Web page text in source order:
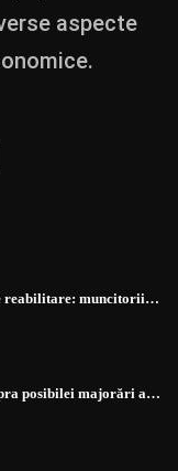
aspecte
reabilitare: muncitorii…
posibilei majorări a…